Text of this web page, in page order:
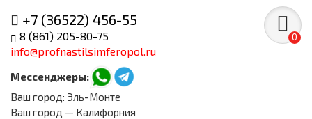
+7 (36522) 456-55
8 (861) 205-80-75
info@profnastilsimferopol.ru
Мессенджеры:
0
Ваш город: Эль-Монте
Ваш город — Калифорния